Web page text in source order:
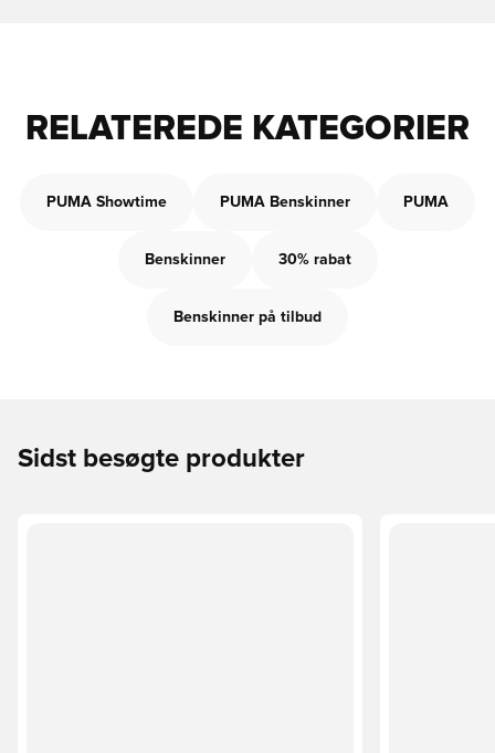
RELATEREDE KATEGORIER
PUMA Showtime PUMA Benskinner PUMA
Benskinner 30% rabat
Benskinner på tilbud
Sidst besøgte produkter